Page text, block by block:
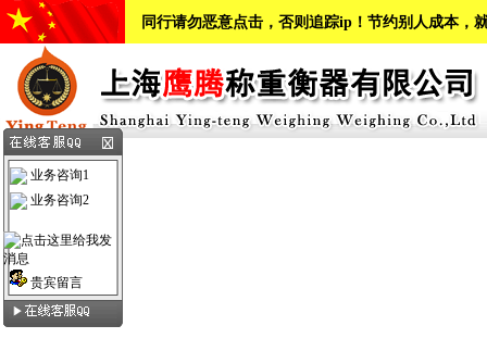
同行请勿恶意点击，否则追踪ip！节约别人成本，
业务咨询1
业务咨询2
贵宾留言